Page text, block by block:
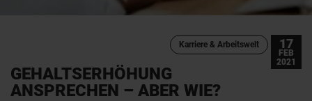
Karriere & Arbeitswelt
GEHALTSERHÖHUNG
ANSPRECHEN – ABER WIE?
17
FEB
2021